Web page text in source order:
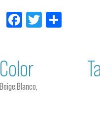
Facebook
Twitter
Color
Beige,Blanco,